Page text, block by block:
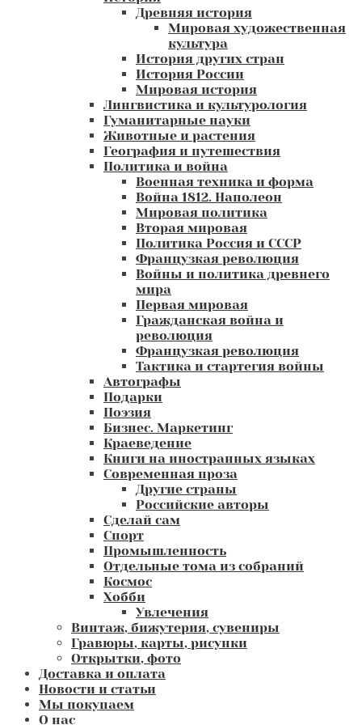
Древняя история
Мировая художественная
культура
История других стран
История России
Мировая история
Лингвистика и культурология
Гуманитарные науки
Животные и растения
География и путешествия
Политика и война
Военная техника и форма
Война 1812. Наполеон
Мировая политика
Вторая мировая
Политика Россия и СССР
Французкая революция
Войны и политика древнего
мира
Первая мировая
Гражданская война и
революция
Французкая революция
Тактика и стартегия войны
Автографы
Подарки
Поэзия
Бизнес. Маркетинг
Краеведение
Книги на иностранных языках
Современная проза
Другие страны
Российские авторы
Сделай сам
Спорт
Промышленность
Отдельные тома из собраний
Космос
Хобби
Увлечения
Винтаж, бижутерия, сувениры
Гравюры, карты, рисунки
Открытки, фото
Доставка и оплата
Новости и статьи
Мы покупаем
О нас